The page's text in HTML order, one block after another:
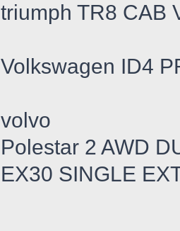
triumph TR8 CAB
Volkswagen ID4
volvo
Polestar 2 AWD
EX30 SINGLE